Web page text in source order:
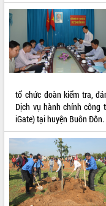
HỆ THỐNG VĂN BẢN
VĂN BẢN HĐND TỈNH
ĐIỂM TIN VĂN BẢN
QUY HOẠCH - KẾ HOẠCH
tổ chức đoàn kiểm tra,
Dịch vụ hành chính công
iGate) tại huyện Buôn Đôn.